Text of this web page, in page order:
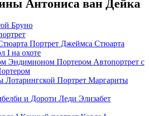
Антониса ван Дейка
Бруно
Портрет Джеймса Стюарта
I на охоте
Автопортрет с
Портрет Маргариты
Леди Элизабет